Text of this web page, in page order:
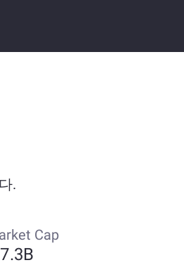
.
Cap